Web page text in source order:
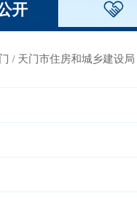
开
/ 天门市住房和城乡建设局